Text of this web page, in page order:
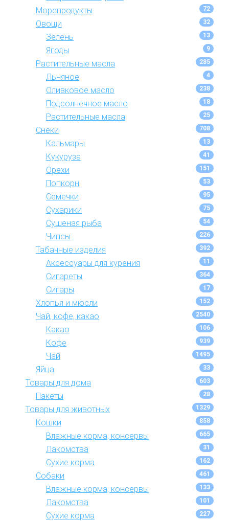
Морепродукты
72
Овощи 32
Зелень 13
Ягоды 9
Растительные масла 285
Льняное 4
Оливковое масло 238
Подсолнечное масло 18
Растительные масла 25
Снеки 708
Кальмары 13
Кукуруза 41
Орехи 151
Попкорн 53
Семечки 95
Сухарики 75
Сушеная рыба 54
Чипсы 226
Табачные изделия 392
Аксессуары для курения 11
Сигареты 364
Сигары 17
Хлопья и мюсли 152
Чай, кофе, какао 2540
Какао 106
Кофе 939
Чай 1495
Яйца 33
Товары для дома 603
Пакеты 28
Товары для животных 1329
Кошки 858
Влажные корма, консервы 665
Лакомства 31
Сухие корма 162
Собаки 461
Влажные корма, консервы 133
Лакомства 101
Сухие корма 227